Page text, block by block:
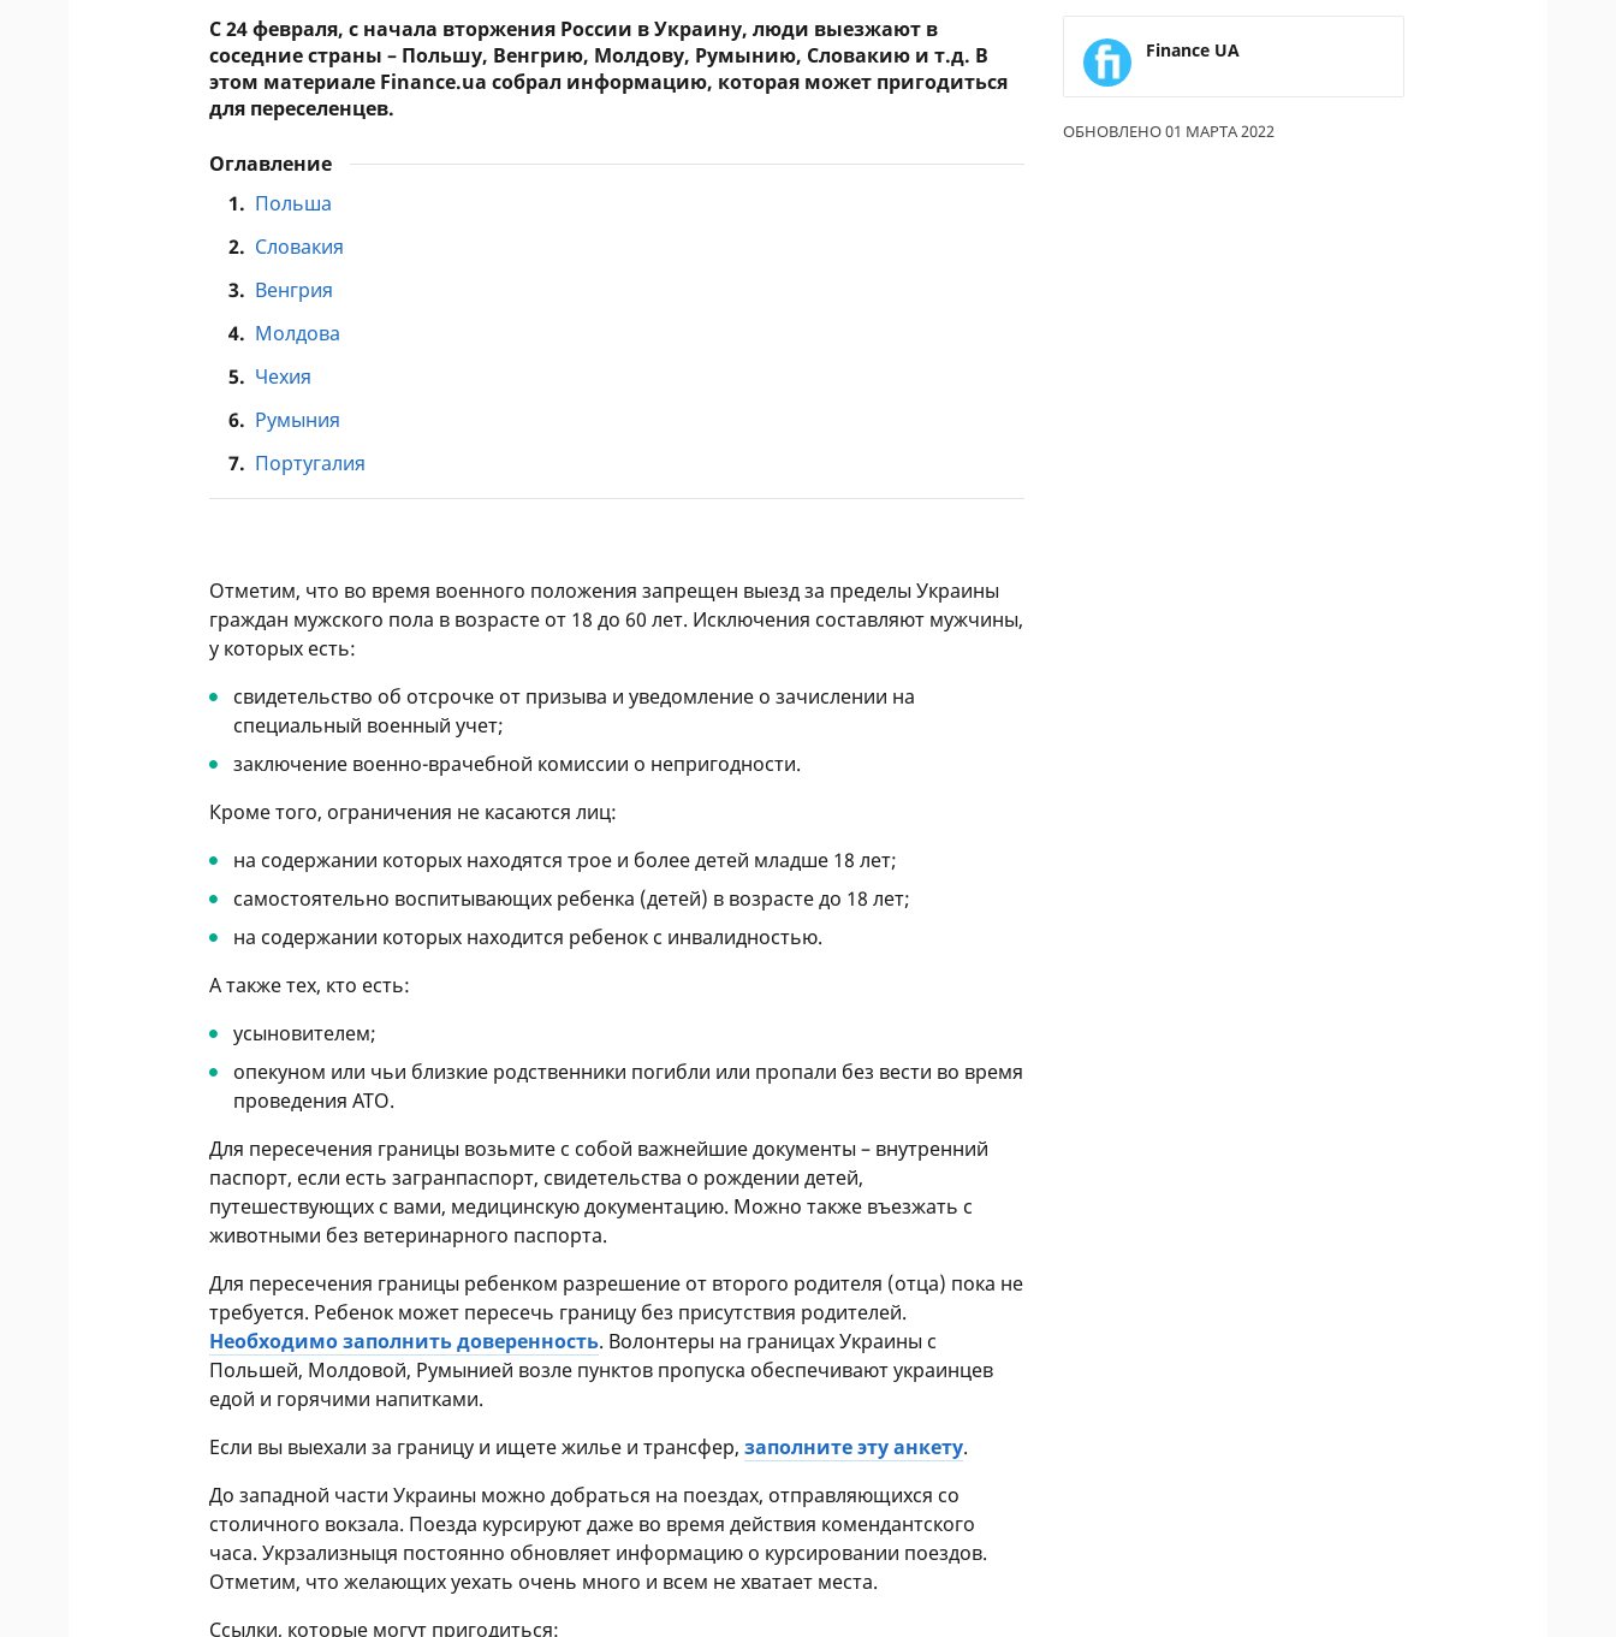
ЕЖЕМЕСЯЧНЫЙ ОБЗОР
КЕШБЭКА
ПУТЕВОДИТЕЛИ ПО
СТРАХОВАНИЮ
С 24 февраля, с начала вторжения России в Украину, люди выезжают в
соседние страны – Польшу, Венгрию, Молдову, Румынию, Словакию и т.д. В
этом материале Finance.ua собрал информацию, которая может пригодиться
для переселенцев.
Оглавление
1. Польша
2. Словакия
3. Венгрия
4. Молдова
5. Чехия
6. Румыния
7. Португалия
Finance UA
ОБНОВЛЕНО 01 МАРТА 2022
Отметим, что во время военного положения запрещен выезд за пределы Украины
граждан мужского пола в возрасте от 18 до 60 лет. Исключения составляют мужчины,
у которых есть:
свидетельство об отсрочке от призыва и уведомление о зачислении на
специальный военный учет;
заключение военно-врачебной комиссии о непригодности.
Кроме того, ограничения не касаются лиц:
на содержании которых находятся трое и более детей младше 18 лет;
самостоятельно воспитывающих ребенка (детей) в возрасте до 18 лет;
на содержании которых находится ребенок с инвалидностью.
А также тех, кто есть:
усыновителем;
опекуном или чьи близкие родственники погибли или пропали без вести во время
проведения АТО.
Для пересечения границы возьмите с собой важнейшие документы – внутренний
паспорт, если есть загранпаспорт, свидетельства о рождении детей,
путешествующих с вами, медицинскую документацию. Можно также въезжать с
животными без ветеринарного паспорта.
Для пересечения границы ребенком разрешение от второго родителя (отца) пока не
требуется. Ребенок может пересечь границу без присутствия родителей.
Необходимо заполнить доверенность. Волонтеры на границах Украины с
Польшей, Молдовой, Румынией возле пунктов пропуска обеспечивают украинцев
едой и горячими напитками.
Если вы выехали за границу и ищете жилье и трансфер,заполните эту анкету.
До западной части Украины можно добраться на поездах, отправляющихся со
столичного вокзала. Поезда курсируют даже во время действия комендантского
часа. Укрзализныця постоянно обновляет информацию о курсировании поездов.
Отметим, что желающих уехать очень много и всем не хватает места.
Ссылки, которые могут пригодиться: